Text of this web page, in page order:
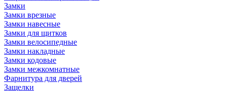
Замки
Замки врезные
Замки навесные
Замки для щитков
Замки велосипедные
Замки накладные
Замки кодовые
Замки межкомнатные
Фарнитура для дверей
Защелки